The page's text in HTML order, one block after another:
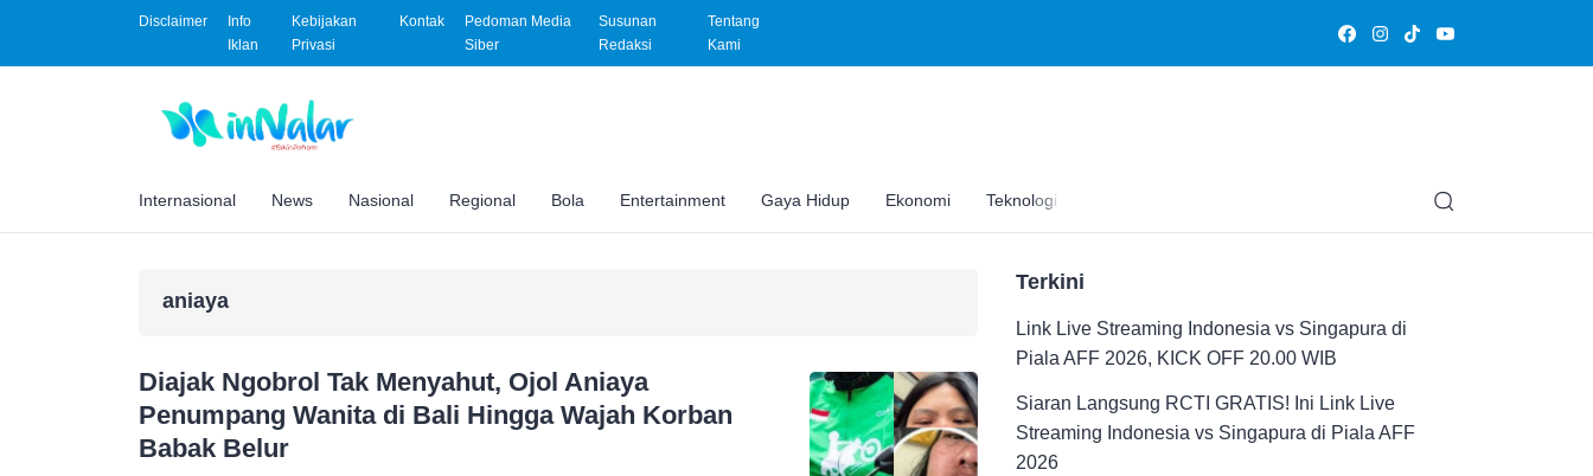
Disclaimer
Info
Iklan
Kebijakan
Privasi
Kontak
Pedoman Media
Siber
Susunan
Redaksi
Tentang
Kami
Internasional News Nasional Regional Bola Entertainment Gaya Hidup Ekonomi Teknologi Edukasi
aniaya
Diajak Ngobrol Tak Menyahut, Ojol Aniaya
Penumpang Wanita di Bali Hingga Wajah Korban
Babak Belur
Terkini
Link Live Streaming Indonesia vs Singapura di
Piala AFF 2026, KICK OFF 20.00 WIB
Siaran Langsung RCTI GRATIS! Ini Link Live
Streaming Indonesia vs Singapura di Piala AFF
2026